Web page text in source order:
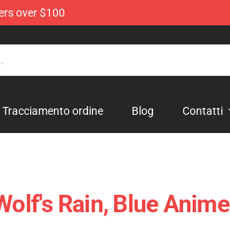
over $100
Tracciamento ordine Blog Contatti
Rain, Blue Anime